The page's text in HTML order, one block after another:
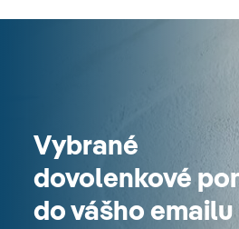
Vybrané
dovolenkové
do vášho emailu